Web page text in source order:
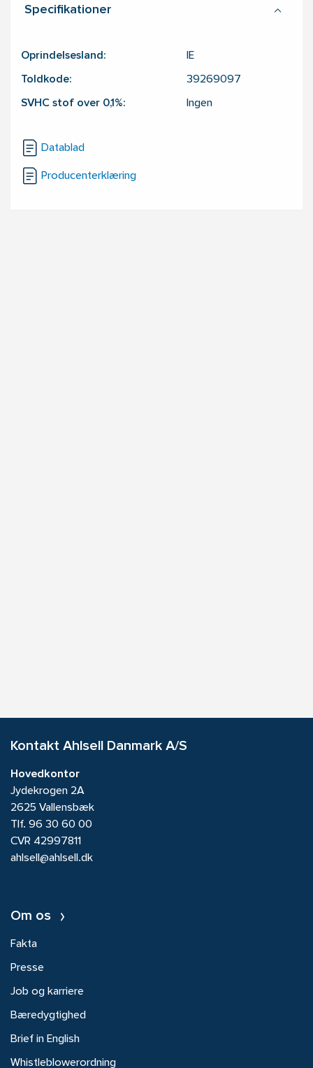
Specifikationer
Oprindelsesland: IE
Toldkode: 39269097
SVHC stof over 0,1%: Ingen
Datablad
Producenterklæring
Kontakt Ahlsell Danmark A/S
Hovedkontor
Jydekrogen 2A
2625 Vallensbæk
Tlf. 96 30 60 00
CVR 42997811
ahlsell@ahlsell.dk
Om os
Fakta
Presse
Job og karriere
Bæredygtighed
Brief in English
Whistleblowerordning